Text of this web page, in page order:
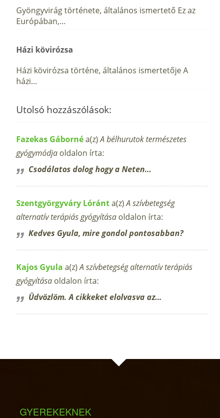
Gyöngyvirág története, általános ismertető Ez az
Európában,…
Házi kövirózsa
Házi kövirózsa történe, általános ismertetője A
házi…
Utolsó hozzászólások:
Fazekas Gábornéa(z)A bélhurutok természetes
gyógymódja oldalon írta:
Csodálatos dolog hogy a Neten…
Szentgyörgyváry Lóránta(z)A szívbetegség
alternatív terápiás gyógyítása oldalon írta:
Kedves Gyula, mire gondol pontosabban?
Kajos Gyula a(z)A szívbetegség alternatív terápiás
gyógyítása oldalon írta:
Üdvözlöm. A cikkeket elolvasva az…
GYEREKEKNEK